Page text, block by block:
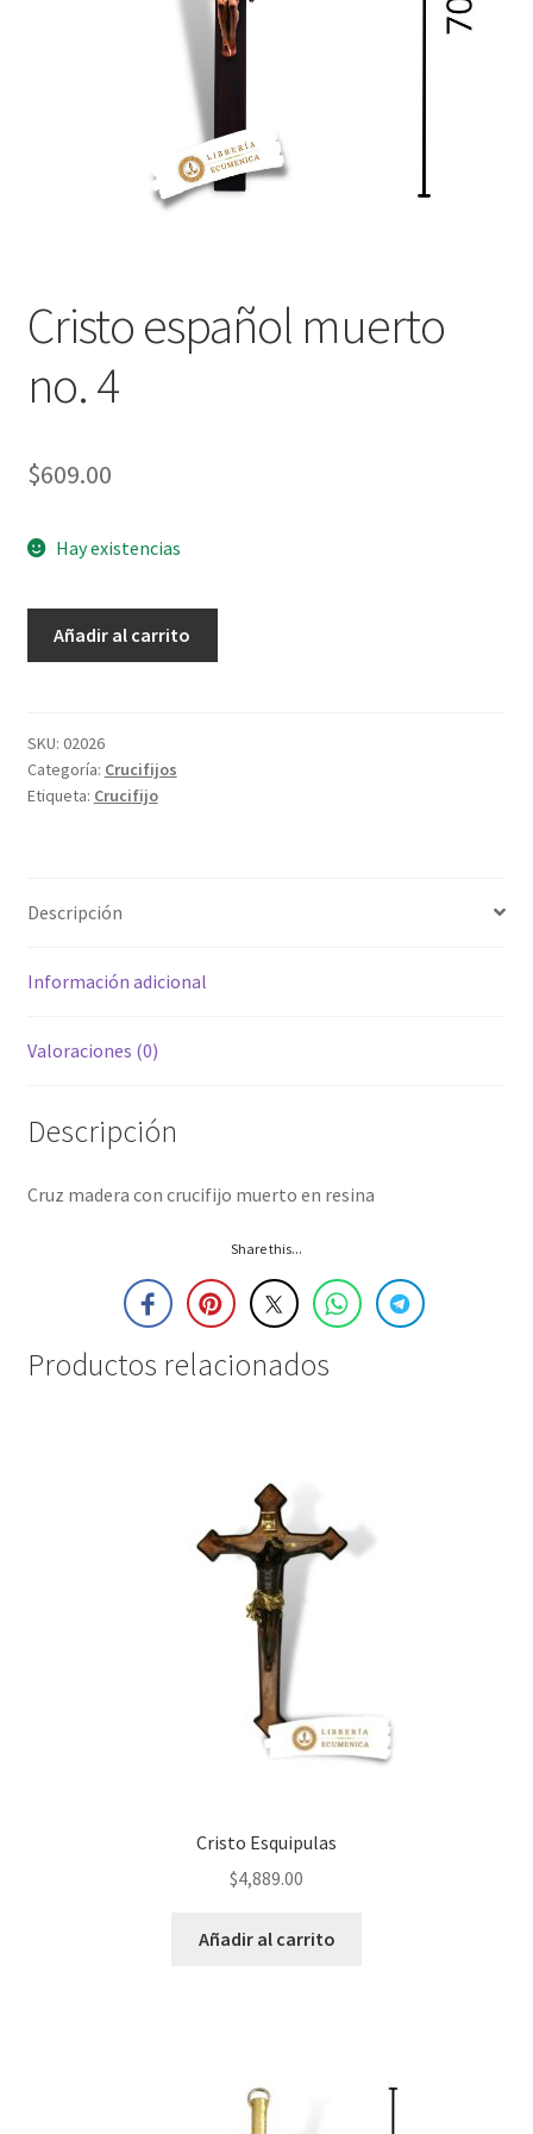
Política de privacidad
Cristo español muerto
no. 4
$609.00
Hay existencias
4
cantidad
Añadir al carrito
SKU: 02026
Categoría: Crucifijos
Etiqueta: Crucifijo
Descripción
Información adicional
Valoraciones (0)
Descripción
Cruz madera con crucifijo muerto en resina
Share this...
Productos relacionados
Cristo Esquipulas
$4,889.00
Añadir al carrito